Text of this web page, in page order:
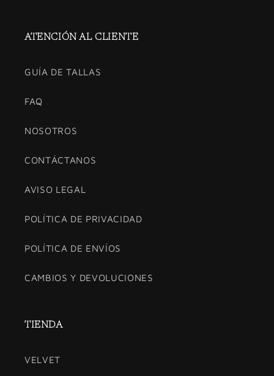
ATENCIÓN AL CLIENTE
GUÍA DE TALLAS
FAQ
NOSOTROS
CONTÁCTANOS
AVISO LEGAL
POLÍTICA DE PRIVACIDAD
POLÍTICA DE ENVÍOS
CAMBIOS Y DEVOLUCIONES
TIENDA
VELVET